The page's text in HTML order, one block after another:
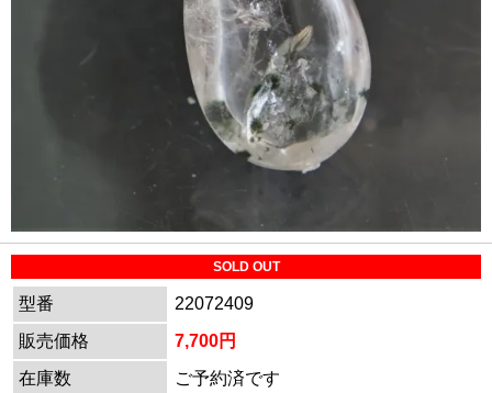
SOLD OUT
型番
22072409
販売価格
7,700円
在庫数
ご予約済です